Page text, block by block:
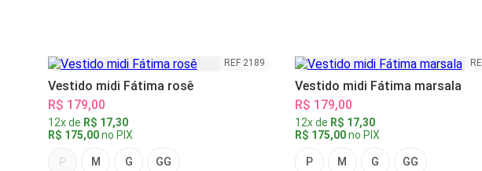
REF 2189
Vestido midi Fátima rosê
R$ 179,00
12x de R$ 17,30
R$ 175,00no PIX
P M G GG
Vestido midi Fátima marsala
R$ 179,00
12x de R$ 17,30
R$ 175,00no PIX
P M G GG